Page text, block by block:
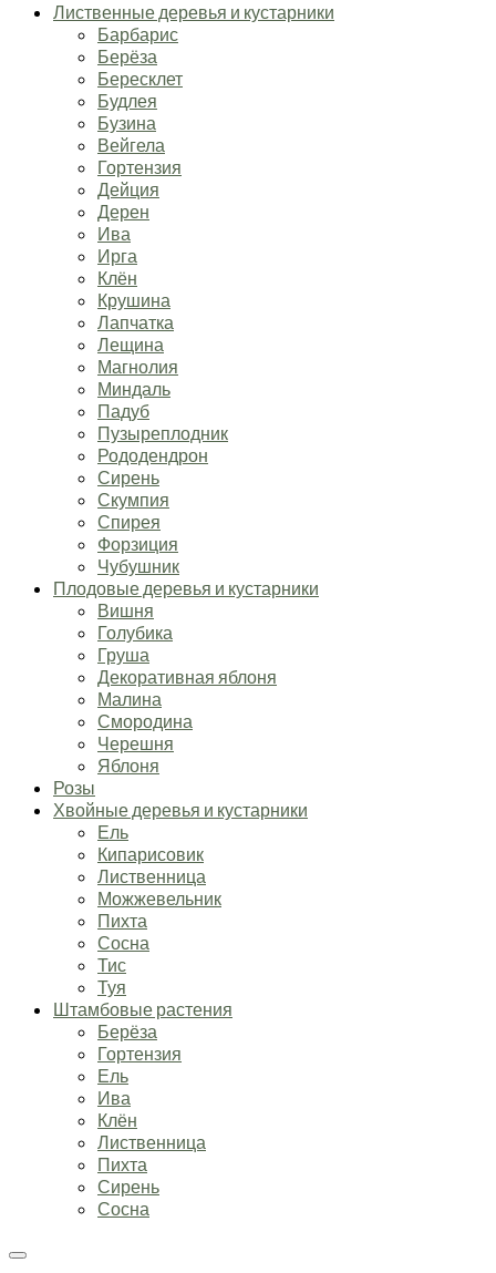
Лиственные деревья и кустарники
Барбарис
Берёза
Бересклет
Будлея
Бузина
Вейгела
Гортензия
Дейция
Дерен
Ива
Ирга
Клён
Крушина
Лапчатка
Лещина
Магнолия
Миндаль
Падуб
Пузыреплодник
Рододендрон
Сирень
Скумпия
Спирея
Форзиция
Чубушник
Плодовые деревья и кустарники
Вишня
Голубика
Груша
Декоративная яблоня
Малина
Смородина
Черешня
Яблоня
Розы
Хвойные деревья и кустарники
Ель
Кипарисовик
Лиственница
Можжевельник
Пихта
Сосна
Тис
Туя
Штамбовые растения
Берёза
Гортензия
Ель
Ива
Клён
Лиственница
Пихта
Сирень
Сосна